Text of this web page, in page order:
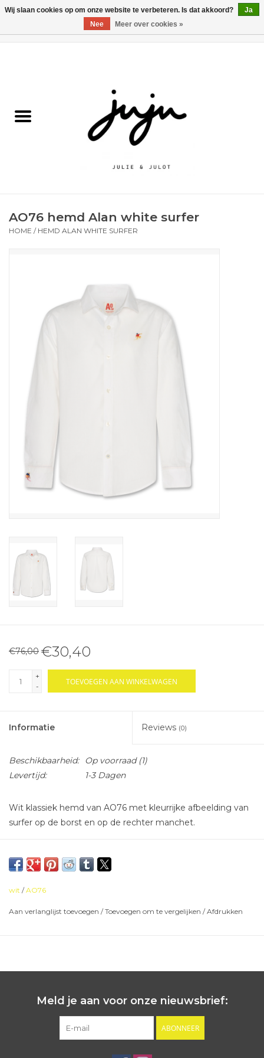
Kledij jongens
Schoenen
Cadeautips
Cadeaubonnen
AO76 hemd Alan white surfer
HOME / HEMD ALAN WHITE SURFER
€76,00 €30,40
+
-
TOEVOEGEN AAN WINKELWAGEN
Informatie Reviews (0)
Beschikbaarheid: Op voorraad(1)
Levertijd:
1-3 Dagen
Wit klassiek hemd van AO76 met kleurrijke afbeelding van
surfer op de borst en op de rechter manchet.
wit /AO76
Aan verlanglijst toevoegen /Toevoegen om te vergelijken /Afdrukken
Meld je aan voor onze nieuwsbrief:
ABONNEER
Wij slaan cookies op om onze website te verbeteren. Is dat akkoord?
Ja
Nee
Meer over cookies »